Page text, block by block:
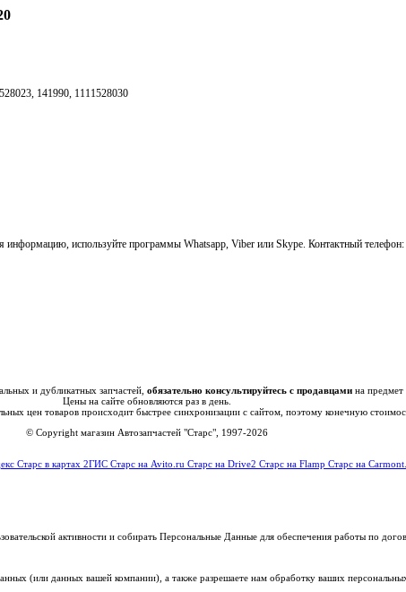
141990, 1111528030
используйте программы Whatsapp, Viber или Skype. Контактный телефон:
и дубликатных запчастей, обязательно консультируйтесь с продавцамина предмет
Цены на сайте обновляются раз в день.
цен товаров происходит быстрее синхронизации с сайтом, поэтому конечную
© Copyright магазин Автозапчастей "Старс", 1997-2026
Старс в картах 2ГИС Старс на Avito.ru Старс на Drive2 Старс на Flamp Старс на
активности и собирать Персональные Данные для обеспечения работы по
(или данных вашей компании), а также разрешаете нам обработку ваших